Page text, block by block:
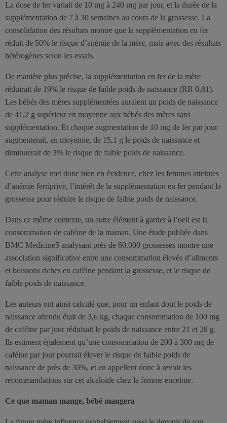
La dose de fer variait de 10 mg à 240 mg par jour, et la durée de la
supplémentation de 7 à 30 semaines au cours de la grossesse. La
consolidation des résultats montre que la supplémentation en fer
réduit de 50% le risque d’anémie de la mère, mais avec des résultats
hétérogènes selon les essais.
De manière plus précise, la supplémentation en fer de la mère
réduirait de 19% le risque de faible poids de naissance (RR 0,81).
Les bébés des mères supplémentées auraient un poids de naissance
de 41,2 g supérieur en moyenne aux bébés des mères sans
supplémentation. Et chaque augmentation de 10 mg de fer par jour
augmenterait, en moyenne, de 15,1 g le poids de naissance et
diminuerait de 3% le risque de faible poids de naissance.
Cette analyse met donc bien en évidence, chez les femmes atteintes
d’anémie ferriprive, l’intérêt de la supplémentation en fer pendant la
grossesse pour réduire le risque de faible poids de naissance.
Dans ce même contexte, un autre élément à garder à l’oeil est la
consommation de caféine de la maman. Une étude publiée dans
BMC Medicine5 analysant près de 60.000 grossesses montre une
association significative entre une consommation élevée d’aliments
et boissons riches en caféine pendant la grossesse, et le risque de
faible poids de naissance.
Les auteurs ont ainsi calculé que, pour un enfant dont le poids de
naissance attendu était de 3,6 kg, chaque consommation de 100 mg
de caféine par jour réduisait le poids de naissance entre 21 et 28 g.
Ils estiment également qu’une consommation de 200 à 300 mg de
caféine par jour pourrait élever le risque de faible poids de
naissance de près de 30%, et en appellent donc à revoir les
recommandations sur cet alcaloïde chez la femme enceinte.
Ce que maman mange, bébé mangera